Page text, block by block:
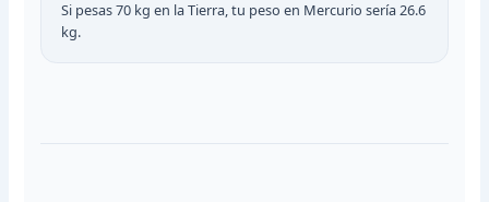
Si pesas 70 kg en la Tierra, tu peso en Mercurio sería 26.6
kg.